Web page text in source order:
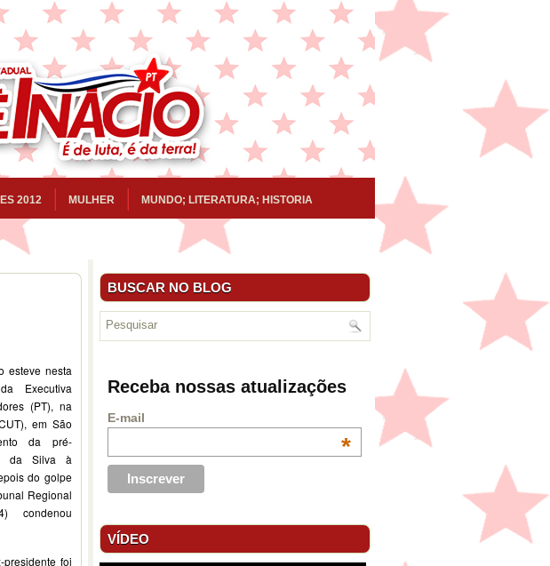
2012 MULHER MUNDO; LITERATURA; HISTORIA
esteve nesta
Executiva
(PT), na
em São
da pré-
da Silva à
do golpe
Regional
condenou
foi
BUSCAR NO BLOG
Receba nossas atualizações
E-mail
*
VÍDEO